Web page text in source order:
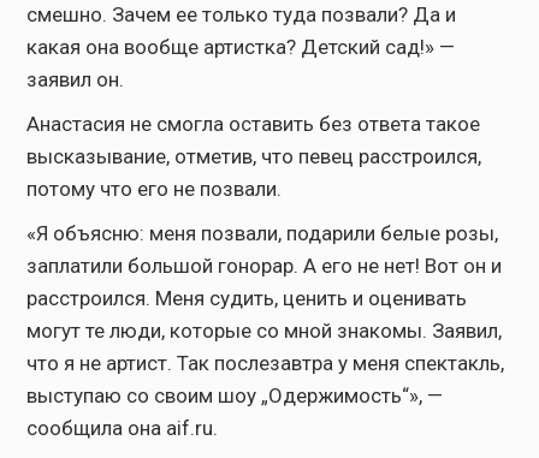
смешно. Зачем ее только туда позвали? Да и
какая она вообще артистка? Детский сад!» —
заявил он.
Анастасия не смогла оставить без ответа такое
высказывание, отметив, что певец расстроился,
потому что его не позвали.
«Я объясню: меня позвали, подарили белые розы,
заплатили большой гонорар. А его не нет! Вот он и
расстроился. Меня судить, ценить и оценивать
могут те люди, которые со мной знакомы. Заявил,
что я не артист. Так послезавтра у меня спектакль,
выступаю со своим шоу „Одержимость“», —
сообщила она aif.ru.